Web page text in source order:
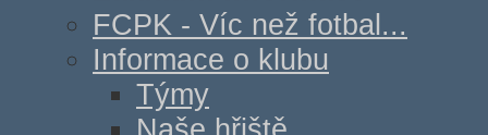
FCPK - Víc než fotbal...
Informace o klubu
Týmy